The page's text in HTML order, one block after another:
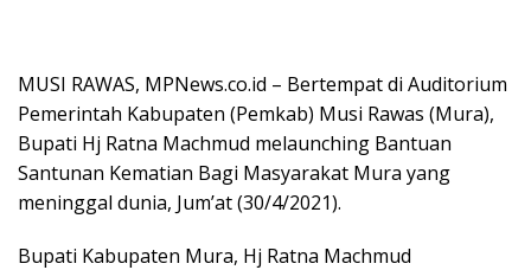
MUSI RAWAS, MPNews.co.id – Bertempat di Auditorium
Pemerintah Kabupaten (Pemkab) Musi Rawas (Mura),
Bupati Hj Ratna Machmud melaunching Bantuan
Santunan Kematian Bagi Masyarakat Mura yang
meninggal dunia, Jum’at (30/4/2021).
Bupati Kabupaten Mura, Hj Ratna Machmud